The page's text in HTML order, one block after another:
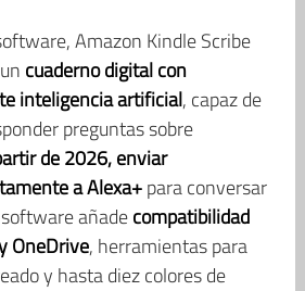
Amazon Kindle Scribe
cuaderno digital con
inteligencia artificial, capaz de
preguntas sobre
de 2026, enviar
aAlexa+para conversar
añadecompatibilidad
OneDrive, herramientas para
y hasta diez colores de